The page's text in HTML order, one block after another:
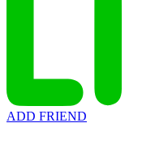
ADD FRIEND